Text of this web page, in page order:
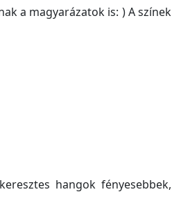
a magyarázatok is: ) A színek
hangok fényesebbek,